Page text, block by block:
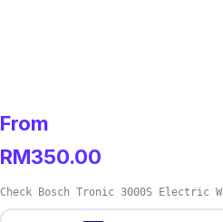
From
RM350.00
Check Bosch Tronic 3000S Electric